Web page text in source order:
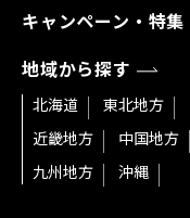
キャンペーン・特集
地域から探す
北海道 東北地方
近畿地方
中国地方
九州地方
沖縄